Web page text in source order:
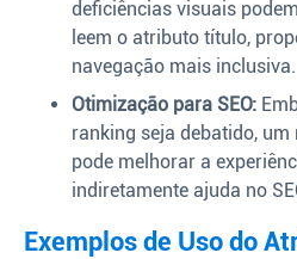
deficiências visuais
leem o atributo título,
navegação mais inclusiva.
Otimização para SEO:
ranking seja debatido,
pode melhorar a
indiretamente ajuda no
Exemplos de Uso do